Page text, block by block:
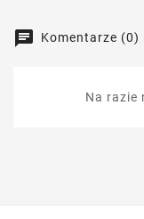
Komentarze (0)
Na razie